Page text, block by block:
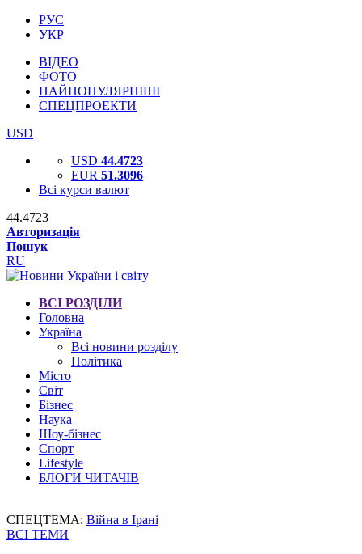
РУС
УКР
ВІДЕО
ФОТО
НАЙПОПУЛЯРНІШІ
СПЕЦПРОЕКТИ
USD
USD 44.4723
EUR 51.3096
Всі курси валют
44.4723
Авторизація
Пошук
RU
ВСІ РОЗДІЛИ
Головна
Україна
Всі новини розділу
Політика
Місто
Світ
Бізнес
Наука
Шоу-бізнес
Спорт
Lifestyle
БЛОГИ ЧИТАЧІВ
СПЕЦТЕМА: Війна в Ірані
ВСІ ТЕМИ